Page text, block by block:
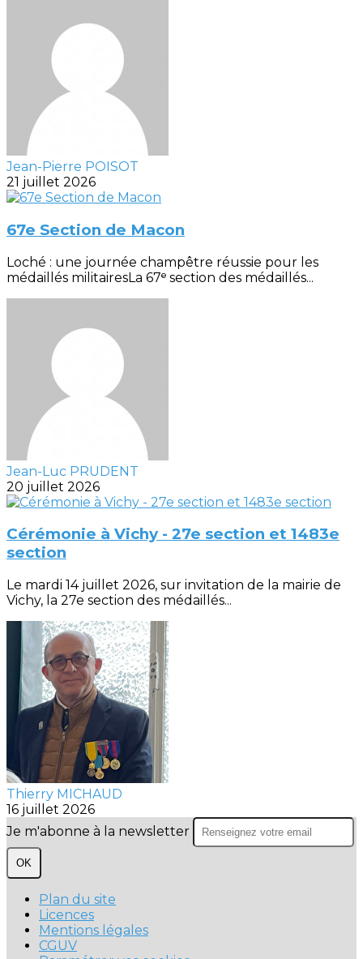
Jean-Pierre POISOT
21 juillet 2026
67e Section de Macon
Loché : une journée champêtre réussie pour les
médaillés militairesLa 67ᵉ section des médaillés...
Jean-Luc PRUDENT
20 juillet 2026
Cérémonie à Vichy - 27e section et 1483e
section
Le mardi 14 juillet 2026, sur invitation de la mairie de
Vichy, la 27e section des médaillés...
Thierry MICHAUD
16 juillet 2026
Je m'abonne à la newsletter
OK
Plan du site
Licences
Mentions légales
CGUV